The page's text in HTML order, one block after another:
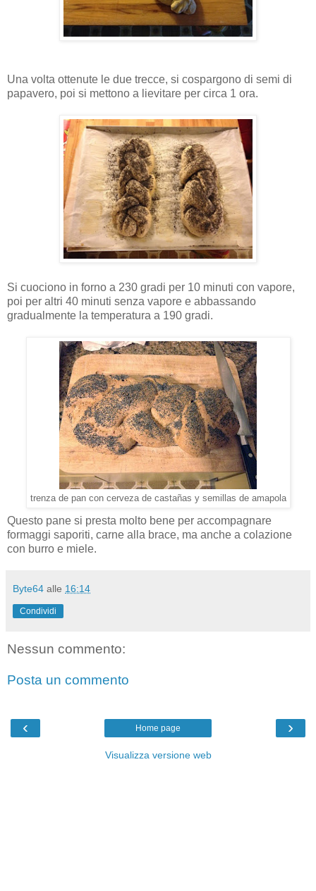
Una volta ottenute le due trecce, si cospargono di semi di
papavero, poi si mettono a lievitare per circa 1 ora.
Si cuociono in forno a 230 gradi per 10 minuti con vapore,
poi per altri 40 minuti senza vapore e abbassando
gradualmente la temperatura a 190 gradi.
trenza de pan con cerveza de castañas y semillas de amapola
Questo pane si presta molto bene per accompagnare
formaggi saporiti, carne alla brace, ma anche a colazione
con burro e miele.
Byte64 alle 16:14
Condividi
Nessun commento:
Posta un commento
‹ ›
Home page
Visualizza versione web